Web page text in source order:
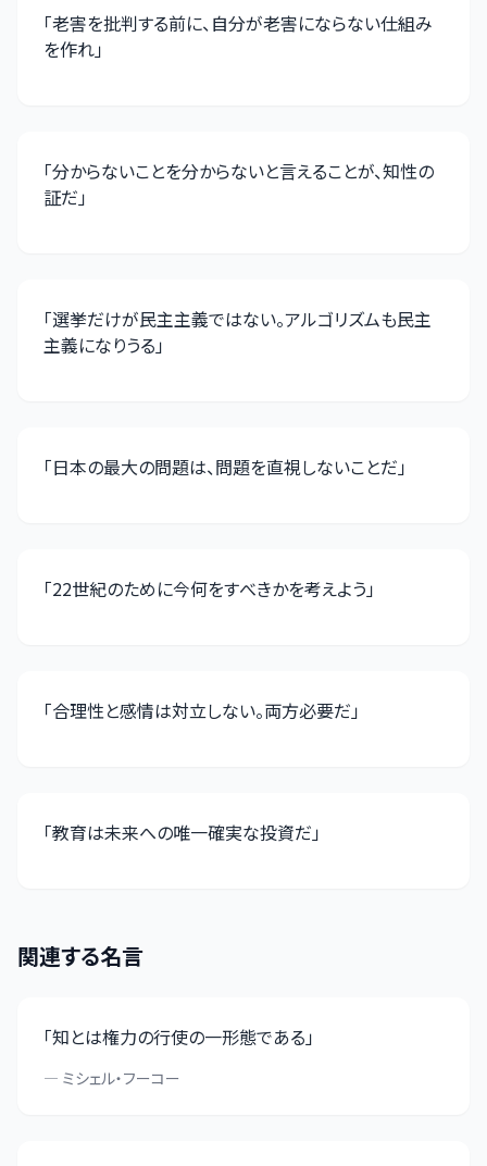
「老害を批判する前に、自分が老害にならない仕組み
を作れ」
「分からないことを分からないと言えることが、知性の
証だ」
「選挙だけが民主主義ではない。アルゴリズムも民主
主義になりうる」
「日本の最大の問題は、問題を直視しないことだ」
「22世紀のために今何をすべきかを考えよう」
「合理性と感情は対立しない。両方必要だ」
「教育は未来への唯一確実な投資だ」
関連する名言
「知とは権力の行使の一形態である」
— ミシェル・フーコー